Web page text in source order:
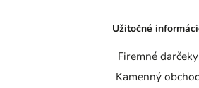
Užitočné
Firemné darčeky
Kamenný